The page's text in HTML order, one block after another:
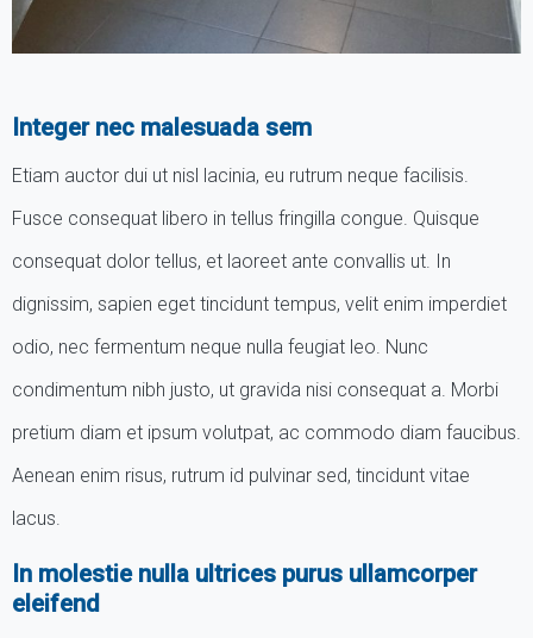
Integer nec malesuada sem
Etiam auctor dui ut nisl lacinia, eu rutrum neque facilisis.
Fusce consequat libero in tellus fringilla congue. Quisque
consequat dolor tellus, et laoreet ante convallis ut. In
dignissim, sapien eget tincidunt tempus, velit enim imperdiet
odio, nec fermentum neque nulla feugiat leo. Nunc
condimentum nibh justo, ut gravida nisi consequat a. Morbi
pretium diam et ipsum volutpat, ac commodo diam faucibus.
Aenean enim risus, rutrum id pulvinar sed, tincidunt vitae
lacus.
In molestie nulla ultrices purus ullamcorper
eleifend